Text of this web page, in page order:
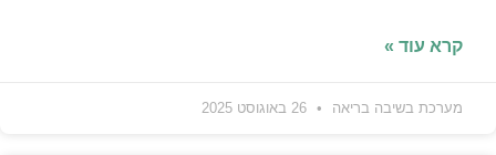
קרא עוד »
מערכת בשיבה בריאה